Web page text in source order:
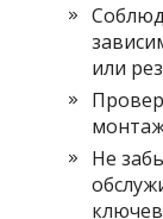
или
Не